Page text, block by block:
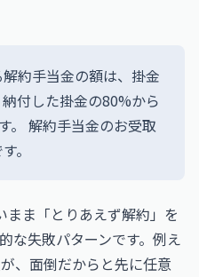
約手当金の額は、掛金
付した掛金の80%から
。 解約手当金のお受取
。
まま「とりあえず解約」を
な失敗パターンです。例え
、面倒だからと先に任意